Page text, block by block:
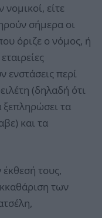
είτε
σήμερα οι
όριζε ο νόμος, ή
ενστάσεις περί
(δηλαδή ότι
τα
και τα
τους,
των